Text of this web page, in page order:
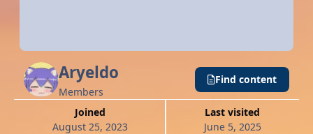
Aryeldo
Members
Joined
August 25, 2023
Last visited
June 5, 2025
Find content